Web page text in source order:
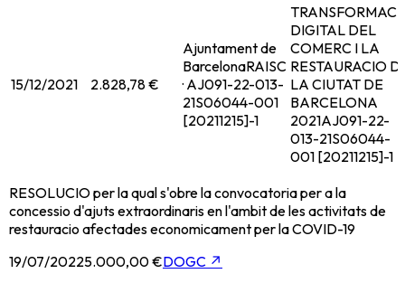
15/12/2021 2.828,78 €
Ajuntament de
BarcelonaRAISC
· AJ091-22-013-
21S06044-001
[20211215]-1
DIGITAL DEL
COMERC I LA
RESTAURACIO
LA CIUTAT DE
BARCELONA
2021AJ091-22-
013-21S06044-
001 [20211215]-1
RESOLUCIO per la qual s'obre la convocatoria per a la
concessio d'ajuts extraordinaris en l'ambit de les activitats de
restauracio afectades economicament per la COVID-19
19/07/20225.000,00 €DOGC ↗